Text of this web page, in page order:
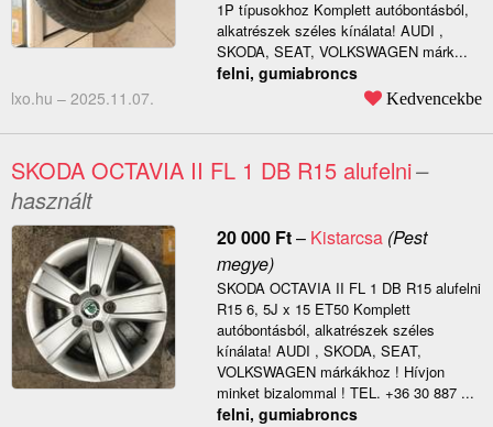
1P típusokhoz Komplett autóbontásból,
alkatrészek széles kínálata! AUDI ,
SKODA, SEAT, VOLKSWAGEN márk...
felni, gumiabroncs
lxo.hu – 2025.11.07. Kedvencekbe
SKODA OCTAVIA II FL 1 DB R15 alufelni–
használt
20 000 Ft– Kistarcsa(Pest
megye)
SKODA OCTAVIA II FL 1 DB R15 alufelni
R15 6, 5J x 15 ET50 Komplett
autóbontásból, alkatrészek széles
kínálata! AUDI , SKODA, SEAT,
VOLKSWAGEN márkákhoz ! Hívjon
minket bizalommal ! TEL. +36 30 887 ...
felni, gumiabroncs